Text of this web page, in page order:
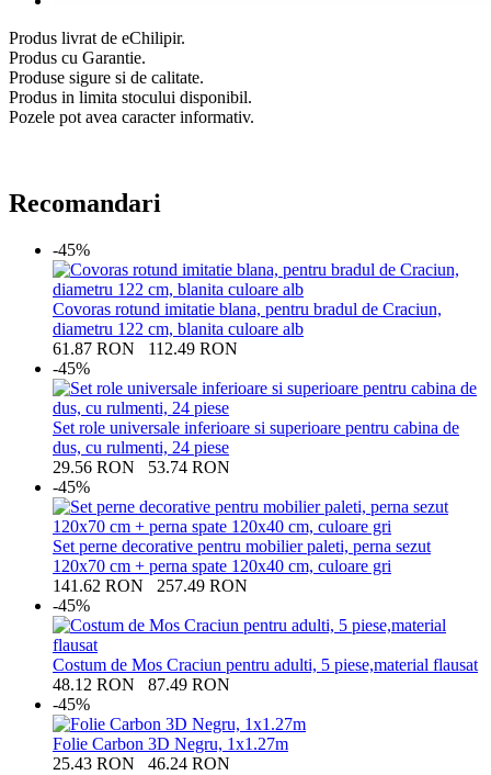
Produs livrat de eChilipir.
Produs cu Garantie.
Produse sigure si de calitate.
Produs in limita stocului disponibil.
Pozele pot avea caracter informativ.
Recomandari
-45%
Covoras rotund imitatie blana, pentru bradul de Craciun,
diametru 122 cm, blanita culoare alb
61.87 RON 112.49 RON
-45%
Set role universale inferioare si superioare pentru cabina de
dus, cu rulmenti, 24 piese
29.56 RON 53.74 RON
-45%
Set perne decorative pentru mobilier paleti, perna sezut
120x70 cm + perna spate 120x40 cm, culoare gri
141.62 RON 257.49 RON
-45%
Costum de Mos Craciun pentru adulti, 5 piese,material flausat
48.12 RON 87.49 RON
-45%
Folie Carbon 3D Negru, 1x1.27m
25.43 RON 46.24 RON